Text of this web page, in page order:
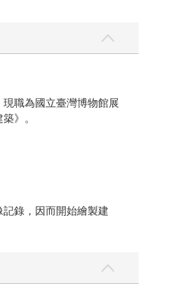
職為國立臺灣博物館展
》。
錄，因而開始繪製建